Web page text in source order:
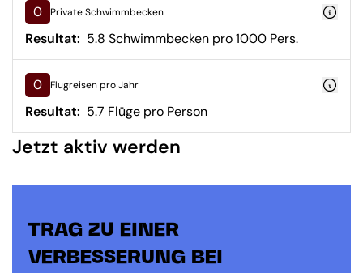
0 Private Schwimmbecken
Resultat: 5.8 Schwimmbecken pro 1000 Pers.
0 Flugreisen pro Jahr
Resultat: 5.7 Flüge pro Person
Jetzt aktiv werden
TRAG ZU EINER
VERBESSERUNG BEI